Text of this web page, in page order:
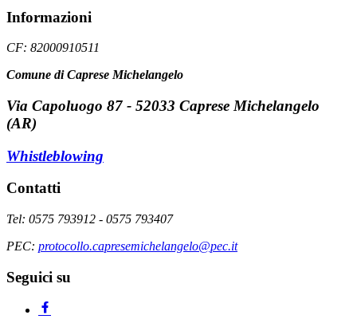
Informazioni
CF: 82000910511
Comune di Caprese Michelangelo
Via Capoluogo 87 - 52033 Caprese Michelangelo
(AR)
Whistleblowing
Contatti
Tel: 0575 793912 - 0575 793407
PEC: protocollo.capresemichelangelo@pec.it
Seguici su